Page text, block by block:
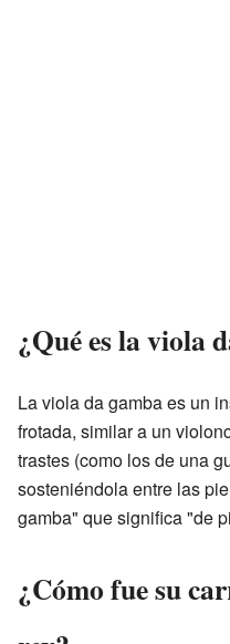
¿Qué es la viola
La viola da gamba es un
frotada, similar a un
trastes (como los de una
sosteniéndola entre las
gamba" que significa "de
¿Cómo fue su